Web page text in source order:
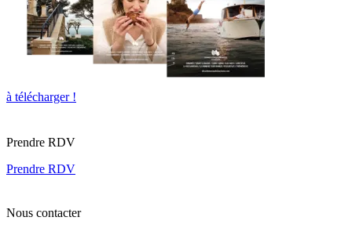
à télécharger !
Prendre RDV
Prendre RDV
Nous contacter